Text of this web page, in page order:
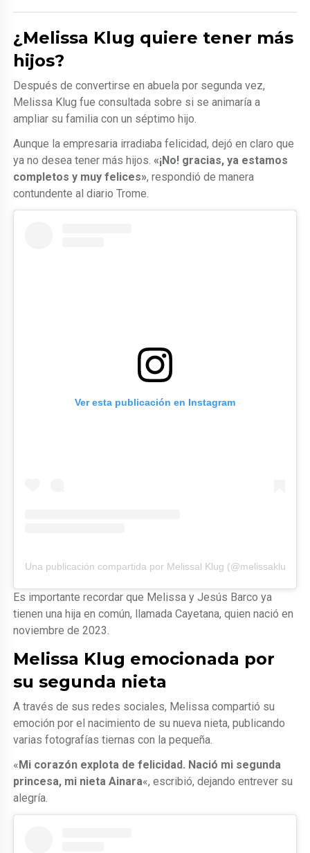
¿Melissa Klug quiere tener más
hijos?
Después de convertirse en abuela por segunda vez,
Melissa Klug fue consultada sobre si se animaría a
ampliar su familia con un séptimo hijo.
Aunque la empresaria irradiaba felicidad, dejó en claro que
ya no desea tener más hijos.«¡No! gracias, ya estamos
completos y muy felices», respondió de manera
contundente al diario Trome.
Ver esta publicación en Instagram
Una publicación compartida por Melissal Klug
Es importante recordar que Melissa y Jesús Barco ya
tienen una hija en común, llamada Cayetana, quien nació en
noviembre de 2023.
Melissa Klug emocionada por
su segunda nieta
A través de sus redes sociales, Melissa compartió su
emoción por el nacimiento de su nueva nieta, publicando
varias fotografías tiernas con la pequeña.
«Mi corazón explota de felicidad. Nació mi segunda
princesa, mi nieta Ainara«, escribió, dejando entrever su
alegría.